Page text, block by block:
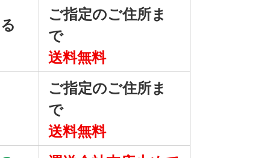
ご指定のご住所ま
で
送料無料
ご指定のご住所ま
で
送料無料